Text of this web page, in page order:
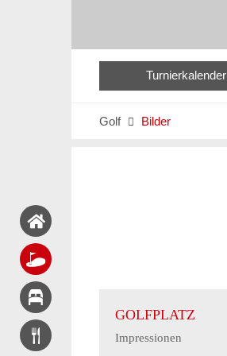
Turnierkalender
Golf  Bilder
GOLFPLATZ
Impressionen